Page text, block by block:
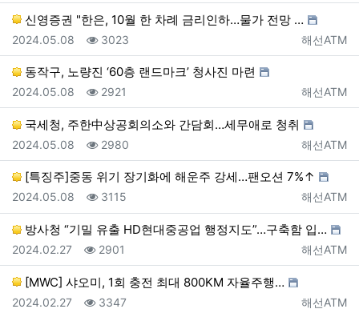
신영증권 "한은, 10월 한 차례 금리인하…물가 전망 …
등록자
해선ATM
등록일
2024.05.08 조회
3023
동작구, 노량진 ‘60층 랜드마크’ 청사진 마련
등록자
해선ATM
등록일
2024.05.08 조회
2921
국세청, 주한中상공회의소와 간담회…세무애로 청취
등록자
해선ATM
등록일
2024.05.08 조회
2980
[특징주]중동 위기 장기화에 해운주 강세…팬오션 7%↑
등록자
해선ATM
등록일
2024.05.08 조회
3115
방사청 “기밀 유출 HD현대중공업 행정지도”…구축함 입…
등록자
해선ATM
등록일
2024.02.27 조회
2901
[MWC] 샤오미, 1회 충전 최대 800KM 자율주행…
등록자
해선ATM
등록일
2024.02.27 조회
3347